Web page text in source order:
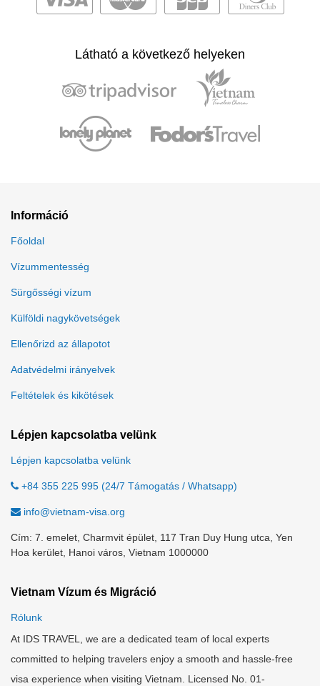
Látható a következő helyeken
Információ
Főoldal
Vízummentesség
Sürgősségi vízum
Külföldi nagykövetségek
Ellenőrizd az állapotot
Adatvédelmi irányelvek
Feltételek és kikötések
Lépjen kapcsolatba velünk
Lépjen kapcsolatba velünk
+84 355 225 995 (24/7 Támogatás / Whatsapp)
info@vietnam-visa.org
Cím: 7. emelet, Charmvit épület, 117 Tran Duy Hung utca, Yen
Hoa kerület, Hanoi város, Vietnam 1000000
Vietnam Vízum és Migráció
Rólunk
At IDS TRAVEL, we are a dedicated team of local experts
committed to helping travelers enjoy a smooth and hassle-free
visa experience when visiting Vietnam. Licensed No. 01-